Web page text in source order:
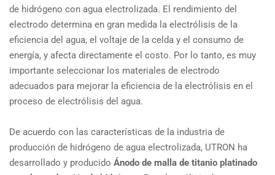
de hidrógeno con agua electrolizada. El rendimiento del
electrodo determina en gran medida la electrólisis de la
eficiencia del agua, el voltaje de la celda y el consumo de
energía, y afecta directamente el costo. Por lo tanto, es muy
importante seleccionar los materiales de electrodo
adecuados para mejorar la eficiencia de la electrólisis en el
proceso de electrólisis del agua.
De acuerdo con las características de la industria de
producción de hidrógeno de agua electrolizada, UTRON ha
desarrollado y producido Ánodo de malla de titanio platinado